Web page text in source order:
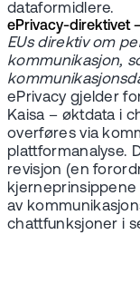
dataformidlere.
ePrivacy-direktivet
EUs direktiv om
kommunikasjon,
ePrivacy gjelder
Kaisa – øktdata i
overføres via
plattformanalyse.
revisjon (en
av
chattfunksjoner i